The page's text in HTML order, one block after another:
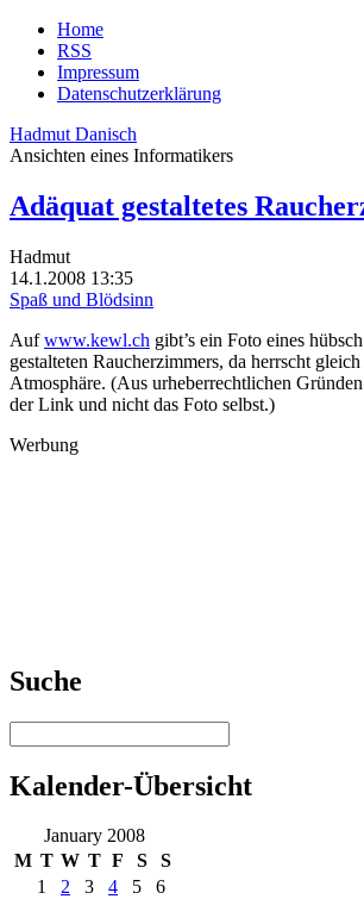
Home
RSS
Impressum
Datenschutzerklärung
Hadmut Danisch
Ansichten eines Informatikers
Adäquat gestaltetes
Hadmut
14.1.2008 13:35
Spaß und Blödsinn
Aufwww.kewl.ch gibt’s ein Foto eines
gestalteten Raucherzimmers, da herrscht
Atmosphäre. (Aus urheberrechtlichen
der Link und nicht das Foto selbst.)
Werbung
Suche
Kalender-Übersicht
January 2008
M T W T F S
S
1
2 3 4 5
6